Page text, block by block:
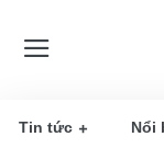
Tin tức Nổi